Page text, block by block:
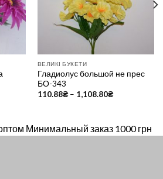
ВЕЛИКІ БУКЕТИ
Гладиолус большой не прес
БО-343
110.88₴– 1,108.80₴
Минимальный заказ 1000 грн